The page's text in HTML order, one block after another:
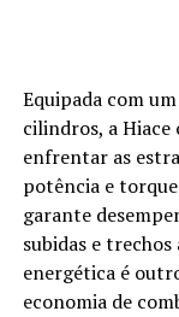
Equipada com
cilindros, a Hiace
enfrentar as
potência e
garante
subidas e
energética é
economia de